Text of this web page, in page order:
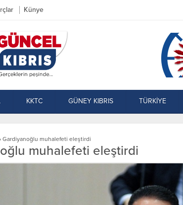
Künye
KKTC GÜNEY KIBRIS TÜRKİYE
Gardiyanoğlu muhalefeti eleştirdi
muhalefeti eleştirdi